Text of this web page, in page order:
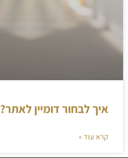
איך לבחור דומיין לאתר?
קרא עוד »